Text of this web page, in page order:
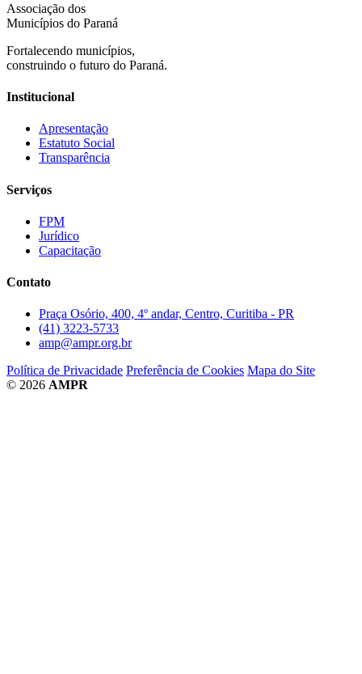
Associação dos
Municípios do Paraná
Fortalecendo municípios,
construindo o futuro do Paraná.
Institucional
Apresentação
Estatuto Social
Transparência
Serviços
FPM
Jurídico
Capacitação
Contato
Praça Osório, 400, 4º andar, Centro, Curitiba - PR
(41) 3223-5733
amp@ampr.org.br
Política de Privacidade Preferência de Cookies Mapa do Site
© 2026 AMPR